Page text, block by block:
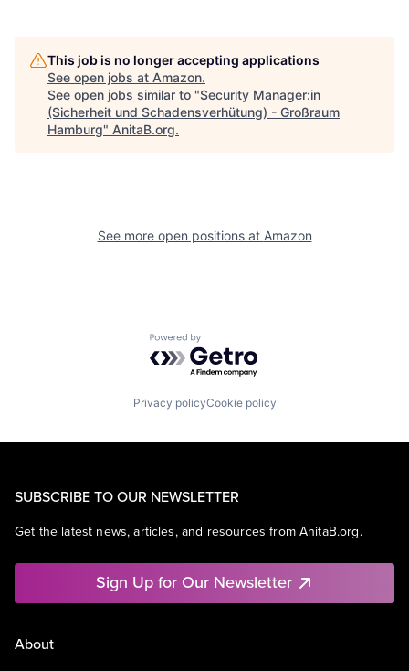
This job is no longer accepting applications
See open jobs at Amazon.
See open jobs similar to "Security Manager:in
(Sicherheit und Schadensverhütung) - Großraum
Hamburg" AnitaB.org.
See more open positions at Amazon
Powered by Getro.com
Privacy policyCookie policy
SUBSCRIBE TO OUR NEWSLETTER
Get the latest news, articles, and resources from AnitaB.org.
Sign Up for Our Newsletter
About